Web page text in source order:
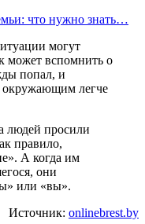
что нужно знать…
могут
может вспомнить о
попал, и
окружающим легче
людей просили
правило,
А когда им
они
или «вы».
Источник: onlinebrest.by